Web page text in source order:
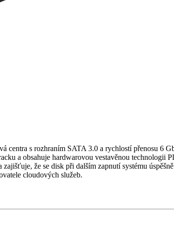
centra s rozhraním SATA 3.0 a rychlostí přenosu
a obsahuje hardwarovou vestavěnou technologii
že se disk při dalším zapnutí systému
cloudových služeb.